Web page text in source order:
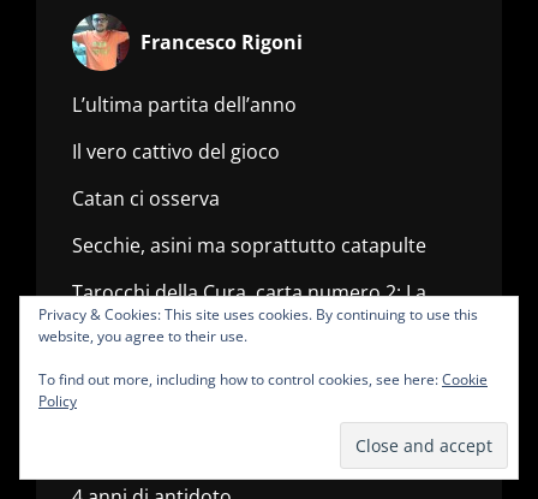
Francesco Rigoni
L’ultima partita dell’anno
Il vero cattivo del gioco
Catan ci osserva
Secchie, asini ma soprattutto catapulte
Tarocchi della Cura, carta numero 2: La
Stanza
fredd
Privacy & Cookies: This site uses cookies. By continuing to use this
website, you agree to their use.
To find out more, including how to control cookies, see here:Cookie
Policy